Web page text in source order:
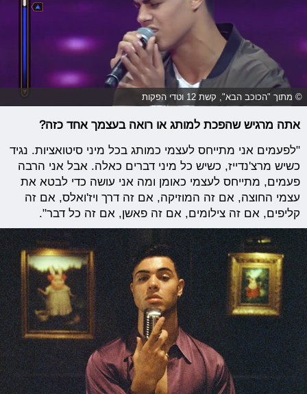
© מתוך "הכוכב הבא", קשת 12 וטדי הפקות
אתה מרגיש שהפכת למותג או רואה בעצמך אחד כזה?
"לפעמים אני מתייחס לעצמי כמותג בכל מיני סיטואציות. נגיד
כשיש מרצ'נדייז, כשיש כל מיני דברים כאלה. אבל אני הרבה
פעמים, מתייחס לעצמי כאומן ומה אני עושה כדי לבטא את
עצמי החוצה, אם זה המוזיקה, אם זה דרך ויז'ואלס, אם זה
קליפים, אם זה צילומים, אם זה פאשן, אם זה כל דבר".